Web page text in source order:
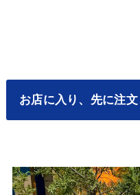
お店に入り、先に注